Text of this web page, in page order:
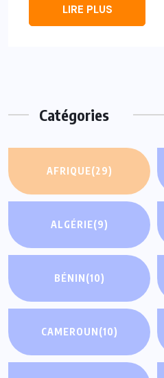
LIRE PLUS
Catégories
AFRIQUE(29)
ALGÉRIE(9)
BÉNIN(10)
CAMEROUN(10)